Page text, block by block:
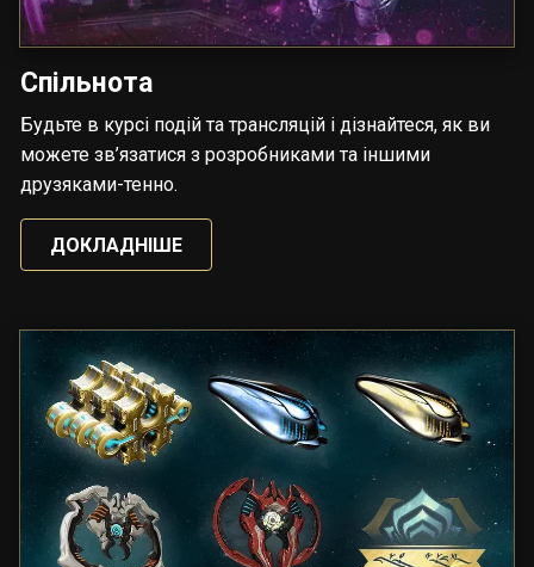
Спільнота
Будьте в курсі подій та трансляцій і дізнайтеся, як ви
можете зв’язатися з розробниками та іншими
друзяками-тенно.
ДОКЛАДНІШЕ